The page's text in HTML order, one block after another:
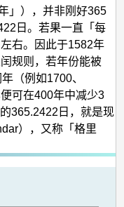
」），并非刚好365
日。若果一直「每
右。因此于1582年
规则，若年份能被
（例如1700、
可在400年中减少3
365.2422日，就是现
），又称「格里